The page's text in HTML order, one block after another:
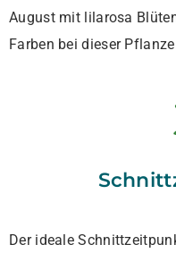
August mit lilarosa
Farben bei dieser
Der ideale